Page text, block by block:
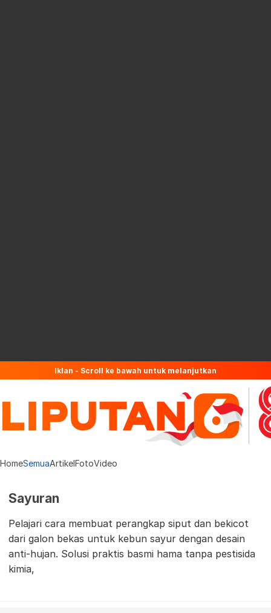
Iklan - Scroll ke bawah untuk melanjutkan
HomeSemuaArtikelFotoVideo
Sayuran
Pelajari cara membuat perangkap siput dan bekicot
dari galon bekas untuk kebun sayur dengan desain
anti-hujan. Solusi praktis basmi hama tanpa pestisida
kimia,